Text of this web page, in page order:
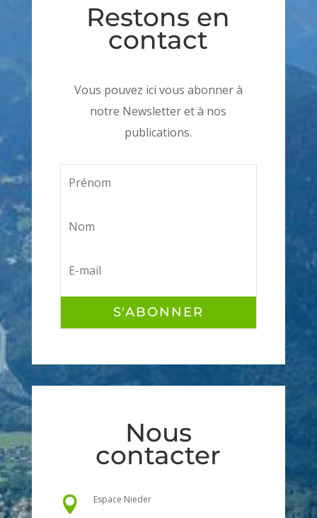
Restons en
contact
Vous pouvez ici vous abonner à
notre Newsletter et à nos
publications.
S'ABONNER
Nous
contacter
 Espace Nieder